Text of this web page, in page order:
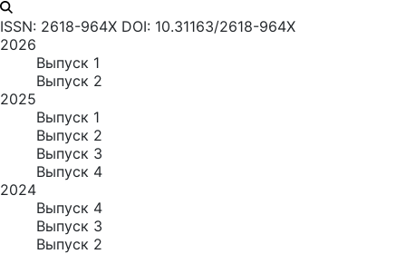
ISSN: 2618-964X DOI: 10.31163/2618-964X
2026
Выпуск 1
Выпуск 2
2025
Выпуск 1
Выпуск 2
Выпуск 3
Выпуск 4
2024
Выпуск 4
Выпуск 3
Выпуск 2